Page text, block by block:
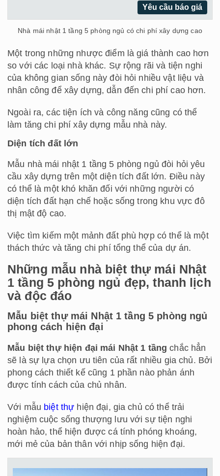
Yêu cầu báo giá
Nhà mái nhật 1 tầng 5 phòng ngủ có chi phí xây dựng cao
Một trong những nhược điểm là giá thành cao hơn
so với các loại nhà khác. Sự rộng rãi và tiện nghi
của không gian sống này đòi hỏi nhiều vật liệu và
nhân công để xây dựng, dẫn đến chi phí cao hơn.
Ngoài ra, các tiện ích và công năng cũng có thể
làm tăng chi phí xây dựng mẫu nhà này.
Diện tích đất lớn
Mẫu nhà mái nhật 1 tầng 5 phòng ngủ đòi hỏi yêu
cầu xây dựng trên một diện tích đất lớn. Điều này
có thể là một khó khăn đối với những người có
diện tích đất hạn chế hoặc sống trong khu vực đô
thị mật độ cao.
Việc tìm kiếm một mảnh đất phù hợp có thể là một
thách thức và tăng chi phí tổng thể của dự án.
Những mẫu nhà biệt thự mái Nhật
1 tầng 5 phòng ngủ đẹp, thanh lịch
và độc đáo
Mẫu biệt thự mái Nhật 1 tầng 5 phòng ngủ
phong cách hiện đại
Mẫu biệt thự hiện đại mái Nhật 1 tầng chắc hẳn
sẽ là sự lựa chọn ưu tiên của rất nhiều gia chủ. Bởi
phong cách thiết kế cũng 1 phần nào phản ánh
được tính cách của chủ nhân.
Với mẫu biệt thự hiện đại, gia chủ có thể trải
nghiệm cuộc sống thượng lưu với sự tiện nghi
hoàn hảo, thể hiện được cá tính phóng khoáng,
mới mẻ của bản thân với nhịp sống hiện đại.